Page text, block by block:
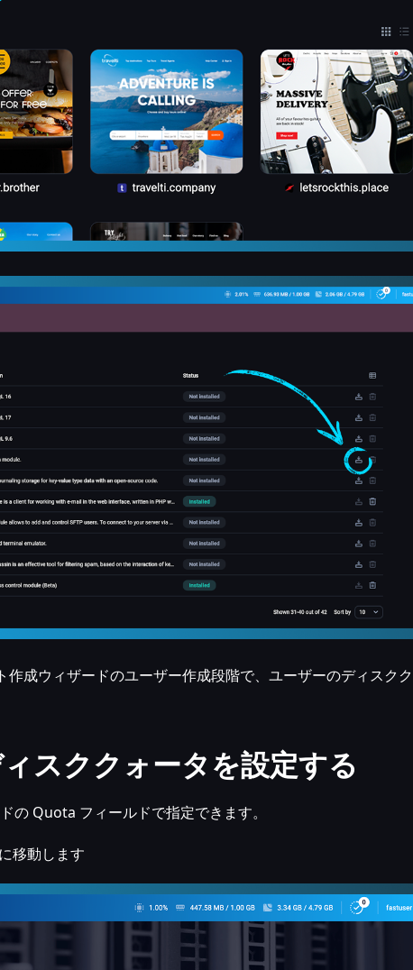
成ウィザードのユーザー作成段階で、ユーザーのディスク
スククォータを設定する
の Quota フィールドで指定できます。
移動します